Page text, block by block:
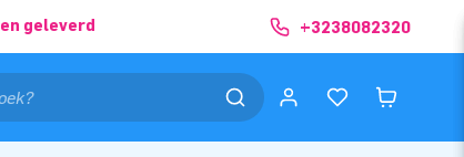
geleverd +3238082320